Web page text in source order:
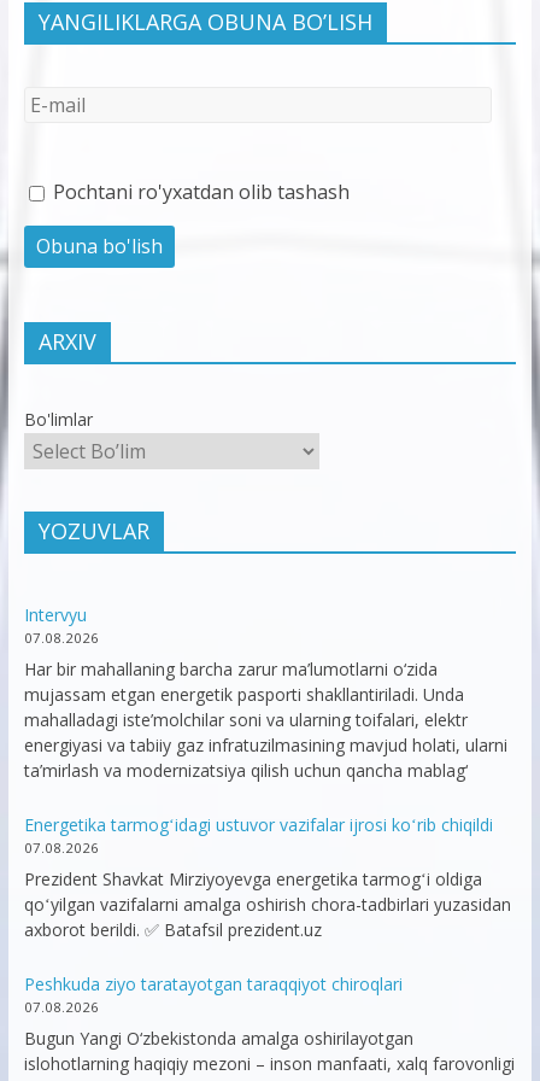
YANGILIKLARGA OBUNA BO’LISH
Pochtani ro'yxatdan olib tashash
ARXIV
Bo'limlar
YOZUVLAR
Intervyu
07.08.2026
Har bir mahallaning barcha zarur ma’lumotlarni o‘zida
mujassam etgan energetik pasporti shakllantiriladi. Unda
mahalladagi iste’molchilar soni va ularning toifalari, elektr
energiyasi va tabiiy gaz infratuzilmasining mavjud holati, ularni
ta’mirlash va modernizatsiya qilish uchun qancha mablag‘
Energetika tarmogʻidagi ustuvor vazifalar ijrosi koʻrib chiqildi
07.08.2026
Prezident Shavkat Mirziyoyevga energetika tarmogʻi oldiga
qoʻyilgan vazifalarni amalga oshirish chora-tadbirlari yuzasidan
axborot berildi. ✅ Batafsil prezident.uz
Peshkuda ziyo taratayotgan taraqqiyot chiroqlari
07.08.2026
Bugun Yangi O‘zbekistonda amalga oshirilayotgan
islohotlarning haqiqiy mezoni – inson manfaati, xalq farovonligi